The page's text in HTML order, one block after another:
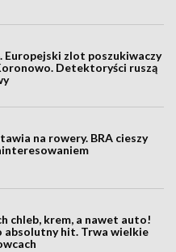
Europejski zlot poszukiwaczy
Detektoryści ruszą
na rowery. BRA cieszy
chleb, krem, a nawet auto!
absolutny hit. Trwa wielkie